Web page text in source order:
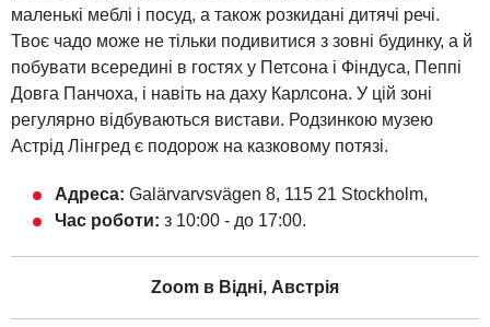
маленькі меблі і посуд, а також розкидані дитячі речі.
Твоє чадо може не тільки подивитися з зовні будинку, а й
побувати всередині в гостях у Петсона і Фіндуса, Пеппі
Довга Панчоха, і навіть на даху Карлсона. У цій зоні
регулярно відбуваються вистави. Родзинкою музею
Астрід Лінгред є подорож на казковому потязі.
Адреса: Galärvarvsvägen 8, 115 21 Stockholm,
Час роботи: з 10:00 - до 17:00.
Zoom в Відні, Австрія